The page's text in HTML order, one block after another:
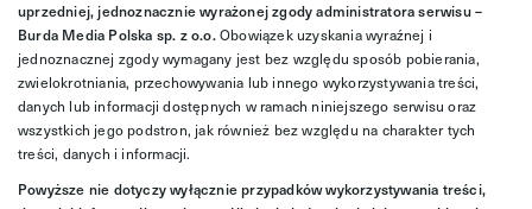
uprzedniej, jednoznacznie wyrażonej zgody administratora serwisu –
Burda Media Polska sp. z o.o.Obowiązek uzyskania wyraźnej i
jednoznacznej zgody wymagany jest bez względu sposób pobierania,
zwielokrotniania, przechowywania lub innego wykorzystywania treści,
danych lub informacji dostępnych w ramach niniejszego serwisu oraz
wszystkich jego podstron, jak również bez względu na charakter tych
treści, danych i informacji.
Powyższe nie dotyczy wyłącznie przypadków wykorzystywania treści,